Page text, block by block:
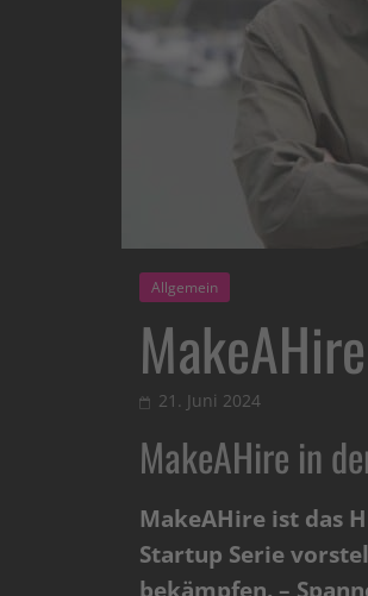
Allgemein
21. Juni 2024
MakeAHire in
MakeAHire ist das
Startup Serie